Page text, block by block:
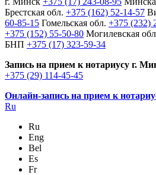
Брестская обл. +375 (162) 52-14-57
60-85-15 Гомельская обл. +375 (232)
+375 (152) 55-50-80 Могилевская
БНП +375 (17) 323-59-34
Запись на прием к нотариусу г.
+375 (29) 114-45-45
Онлайн-запись на прием к
Ru
Ru
Eng
Bel
Es
Fr